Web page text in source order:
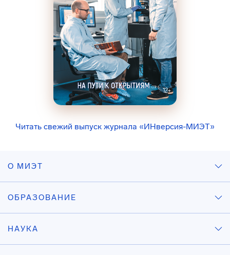
Читать свежий выпуск журнала «ИНверсия-МИЭТ»
О МИЭТ
ОБРАЗОВАНИЕ
НАУКА